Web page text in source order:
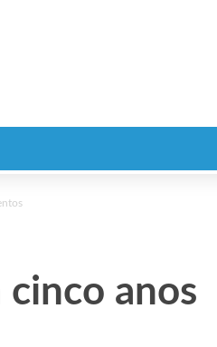
cinco anos